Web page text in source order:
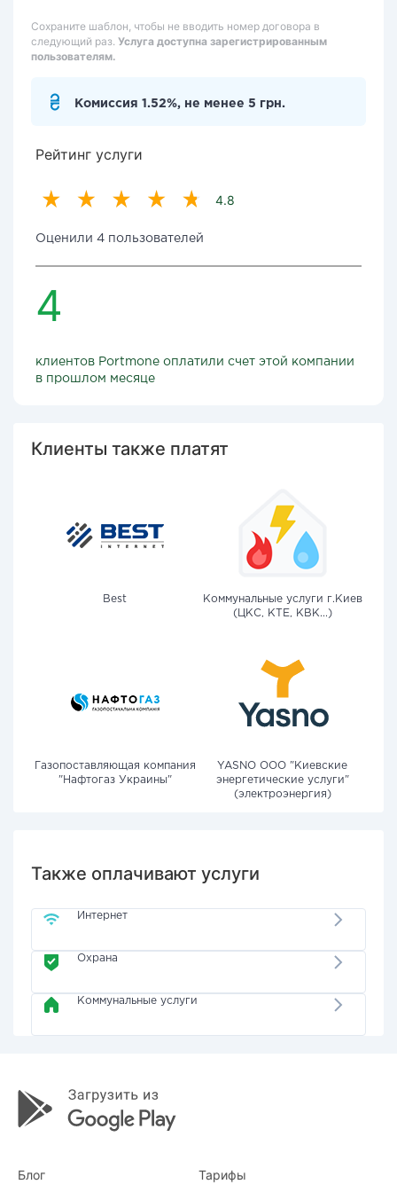
Сохраните шаблон, чтобы не вводить номер договора в
следующий раз. Услуга доступна зарегистрированным
пользователям.
Комиссия 1.52%, не менее 5 грн.
Рейтинг услуги
4.8
Оценили 4 пользователей
4
клиентов Portmone оплатили счет этой компании
в прошлом месяце
Клиенты также платят
Best
Коммунальные услуги г.Киев
(ЦКС, КТЕ, КВК...)
Газопоставляющая компания
"Нафтогаз Украины"
YASNO OOO "Киевские
энергетические услуги"
(электроэнергия)
Также оплачивают услуги
Интернет
Охрана
Коммунальные услуги
Блог Тарифы